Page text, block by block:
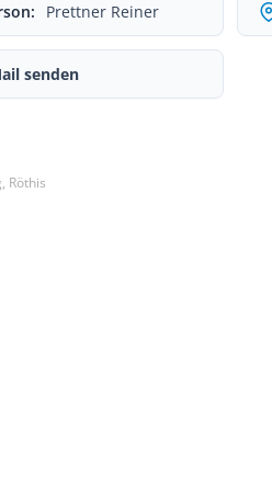
Prettner Reiner
senden
Röthis